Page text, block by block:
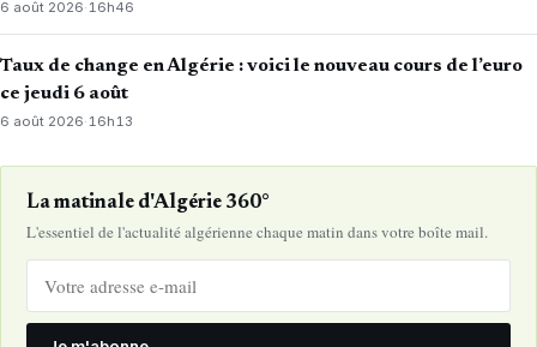
6 août 2026·16h46
Taux de change en Algérie : voici le nouveau cours de l’euro
ce jeudi 6 août
6 août 2026· 16h13
La matinale d'Algérie 360°
L'essentiel de l'actualité algérienne chaque matin dans votre boîte mail.